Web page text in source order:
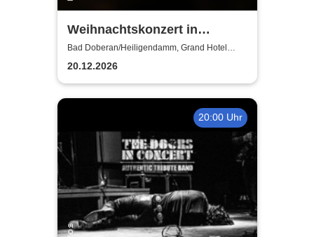
Weihnachtskonzert in
Heiligendamm - Talente der
Young Academy Rostock
Bad Doberan/Heiligendamm, Grand Hotel
Heiligendamm
20.12.2026
20:00 Uhr